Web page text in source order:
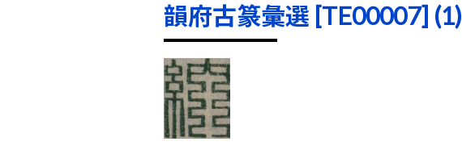
韻府古篆彙選 [TE00007] (1)